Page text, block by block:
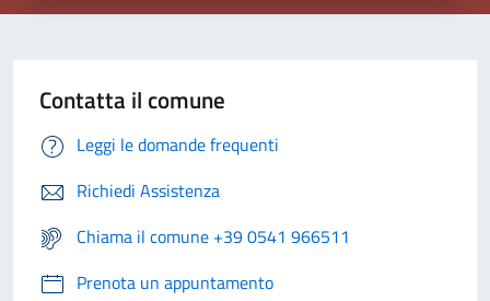
Contatta il comune
Leggi le domande frequenti
Richiedi Assistenza
Chiama il comune +39 0541 966511
Prenota un appuntamento